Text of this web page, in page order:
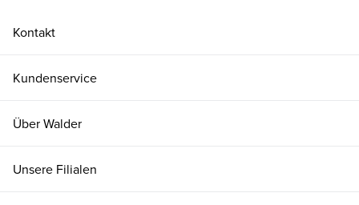
Kontakt
Kundenservice
Über Walder
Unsere Filialen